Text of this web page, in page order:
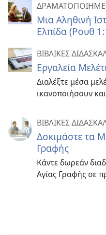
Μια Αληθινή
Ελπίδα (Ρουθ
ΒΙΒΛΙΚΕΣ
Εργαλεία
Διαλέξτε μέσα
ικανοποιήσουν
ΒΙΒΛΙΚΕΣ
Δοκιμάστε τα
Γραφής
Κάντε δωρεάν
Αγίας Γραφής σε